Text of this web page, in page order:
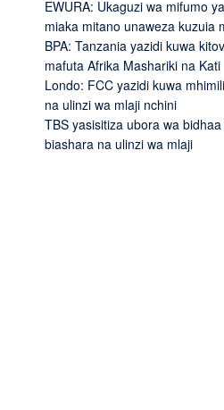
EWURA: Ukaguzi wa mifumo
miaka mitano unaweza kuzuia
BPA: Tanzania yazidi kuwa
mafuta Afrika Mashariki na Kati
Londo: FCC yazidi kuwa
na ulinzi wa mlaji nchini
TBS yasisitiza ubora wa
biashara na ulinzi wa mlaji